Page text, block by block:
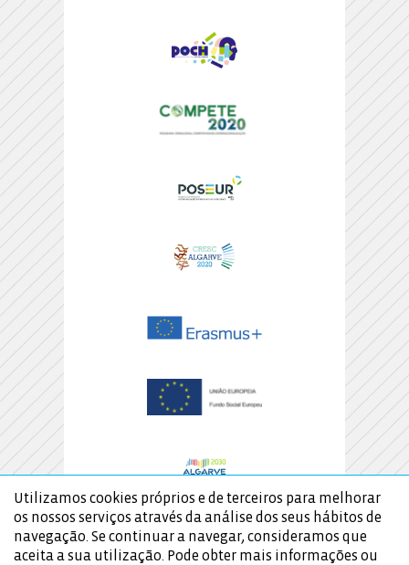
Utilizamos cookies próprios e de terceiros para melhorar
os nossos serviços através da análise dos seus hábitos de
navegação. Se continuar a navegar, consideramos que
aceita a sua utilização. Pode obter mais informações ou